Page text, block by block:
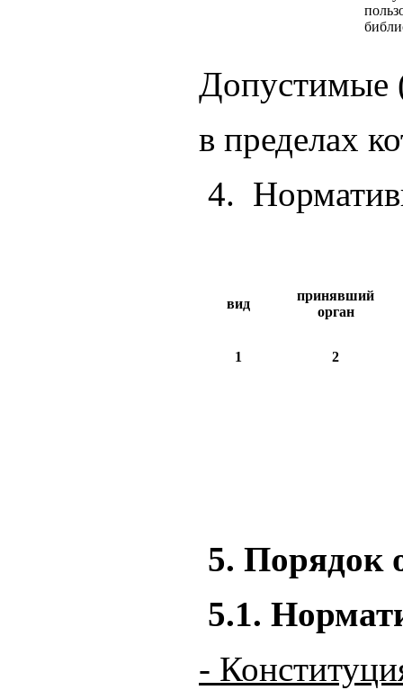
Допустимые
в пределах
4.
вид
принявший
орган
1 2
5. Порядок
5.1.
-